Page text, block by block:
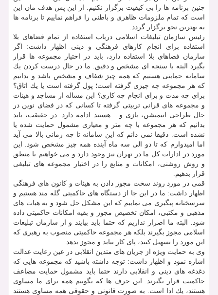
چنین برنامه ها را بی كیفیت برگزار نكنیم. از این پس هدف مان این
است كه تمام ملزومات ظاهری و باطنی را فراهم نماییم تا برنامه ها
به بهترین نحو برگزار گردد.
رئیس سازمان تبلیغات اسلامی درباب استفاده از تمام فضاهای بلا
استفاده برای انجام كارهای فرهنگی و دینی اظهار داشت: اگر
سازمان فضاهای بلا استفاده دارد، باید در اختیار مجموعه ها قرار
بگیرد البته با سنجه ای مشخص و دقیق. ما در حال درست كردن یك
سامانه حمایتی هستیم كه همه چیز شفاف و مشخص باشد و بدانیم
كه هر مجموعه چه چیزی گرفته است؛ پول گرفته است یا یك اتاق؟
برای چه مدت و برای انجام چه كاری؟ این مساله از مساجد و هیئات
و مجموعه های قرانی تربیتی گرفته تا كسانی كه در فضای نوین در
حال طراحی انیمیشن، بازی و... هستند ادامه دارد. در حقیقت، باید
بدانیم كه هر مجموعه با چه متر و معیاری مشمول حمایت شده یا
نشده است. دقیقا نمی دانم كه این سامانه تا چه زمانی بالا می آید
اما امیدوارم كه تا دو الی سه ماه آینده همه چیز مشخص شود. این
مورد در ادارات كل ما در تهران نیز وجود دارد و می خواهیم با منطق
و روش روشنی، امكانات و منابع را در اختیار مجموعه های تبلیغی
قرار بدهیم.
قمی در مورد روند سخت مجوز دادن به هیئات و كانون های فرهنگی
اظهار داشت: ما در این جا از دستگاه های حاكمیتی گله مند هستیم و
سرسختانه پیگیری می نماییم كه این مشكل حل شود و به هیات های
مذهبی و مكتبی، امكان تخصیص مجوز و بقیه امكانات حاكمیتی داده
شود. البته ما اصرار نداریم كه حتما باید بیایند و از سازمان تبلیغات
اسلامی مجوز بگیرند بلكه هر مجموعه حاكمیتی منصوب به رهبری كه
این مورد را تسهیل كنند، پای كار بیاید و مجوز بدهد.
وی به حمایت ویژه از جریان های متدین انقلابی در عین رعایت عدالت
اشاره نمود و اظهار داشت: توجه داشته باشید كه مجموعه هایی كه
دغدغه های دینی و انقلابی دارند حتما باید مشمول حمایت مضاعف
حاكمیت قرار بگیرند. این حرف ها كه بگوییم همه برای ما مساوی
هستند، یك ادا است. به صورت قانونی و حقوقی همه مساوی هستند